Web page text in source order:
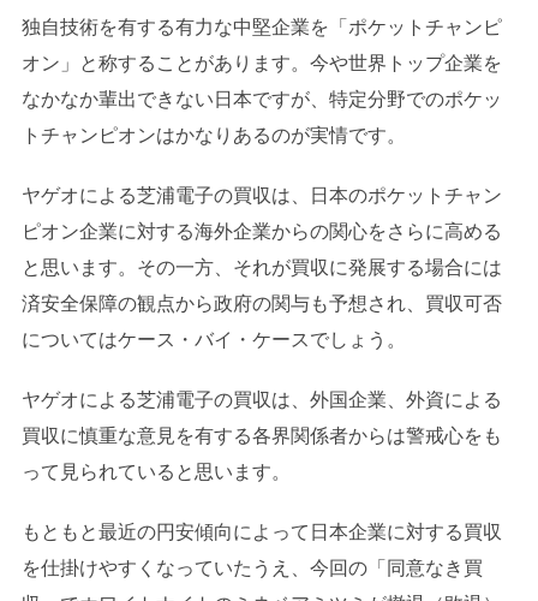
独自技術を有する有力な中堅企業を「ポケットチャンピ
オン」と称することがあります。今や世界トップ企業を
なかなか輩出できない日本ですが、特定分野でのポケッ
トチャンピオンはかなりあるのが実情です。
ヤゲオによる芝浦電子の買収は、日本のポケットチャン
ピオン企業に対する海外企業からの関心をさらに高める
と思います。その一方、それが買収に発展する場合には
済安全保障の観点から政府の関与も予想され、買収可否
についてはケース・バイ・ケースでしょう。
ヤゲオによる芝浦電子の買収は、外国企業、外資による
買収に慎重な意見を有する各界関係者からは警戒心をも
って見られていると思います。
もともと最近の円安傾向によって日本企業に対する買収
を仕掛けやすくなっていたうえ、今回の「同意なき買